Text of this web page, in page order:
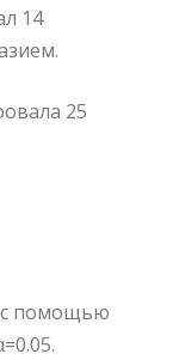
14
25
с помощью